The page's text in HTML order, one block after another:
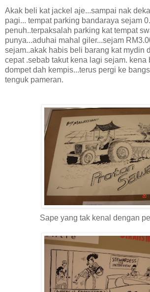
Akak beli kat jackel aje...sampai nak
pagi... tempat parking bandaraya sejam
penuh..terpaksalah parking kat tempat
punya...aduhai mahal giler...sejam
sejam..akak habis beli barang kat mydin
cepat .sebab takut kena lagi sejam. kena
dompet dah kempis...terus pergi ke
tenguk pameran.
Sape yang tak kenal dengan